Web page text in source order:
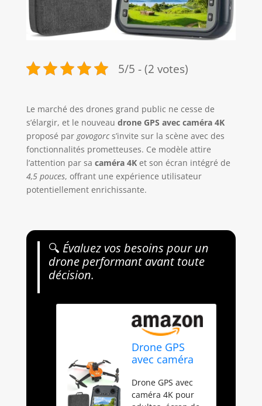
5/5 - (2 votes)
Le marché des drones grand public ne cesse de
s’élargir, et le nouveau drone GPS avec caméra 4K
proposé par govogorcs’invite sur la scène avec des
fonctionnalités prometteuses. Ce modèle attire
l’attention par sa caméra 4Ket son écran intégré de
4,5 pouces, offrant une expérience utilisateur
potentiellement enrichissante.
🔍 Évaluez vos besoins pour un
drone performant avant toute
décision.
Drone GPS
avec caméra
adultes, écran
de commande
Drone GPS avec
caméra 4K pour